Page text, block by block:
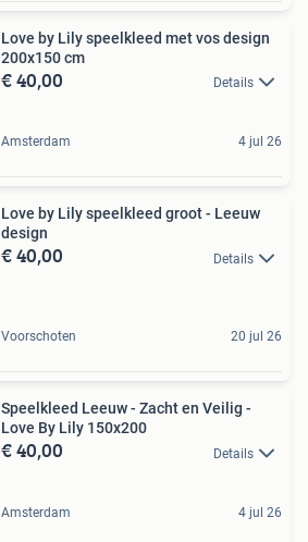
Love by Lily speelkleed met vos design
200x150 cm
€ 40,00 Details
Amsterdam 4 jul 26
Love by Lily speelkleed groot - Leeuw
design
€ 40,00 Details
Voorschoten 20 jul 26
Speelkleed Leeuw - Zacht en Veilig -
Love By Lily 150x200
€ 40,00 Details
Amsterdam 4 jul 26